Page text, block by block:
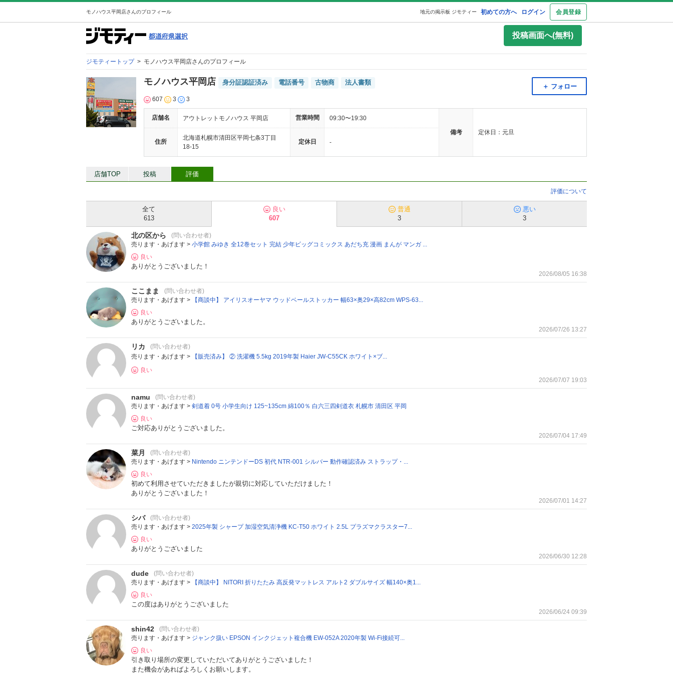
モノハウス平岡店さんのプロフィール 初めての方へ ログイン 会員登録
地元の掲示板 ジモティー
投稿画面へ(無料)
ジモティートップ > モノハウス平岡店さんのプロフィール
モノハウス平岡店 身分証認証済み 電話番号 古物商 法人書類
607 3 3
＋ フォロー
店舗名 アウトレットモノハウス 平岡店 営業時間
09:30〜19:30
備考
定休日：元旦
住所
北海道札幌市清田区平岡七条3丁目
18-15
定休日 -
店舗TOP 投稿 評価
評価について
全て
613
良い
607
普通
3
悪い
3
北の区から
(問い合わせ者)
売ります・あげます > 小学館 みゆき 全12巻セット 完結 少年ビッグコミックス あだち充 漫画 まんが マンガ ...
良い
ありがとうございました！
2026/08/05 16:38
ここまま
(問い合わせ者)
売ります・あげます >
【商談中】 アイリスオーヤマ ウッドベールストッカー 幅63×奥29×高82cm WPS-63...
良い
ありがとうございました。
2026/07/26 13:27
リカ
(問い合わせ者)
売ります・あげます >
【販売済み】 ② 洗濯機 5.5kg 2019年製 Haier JW-C55CK ホワイト×ブ...
良い
2026/07/07 19:03
namu
(問い合わせ者)
売ります・あげます > 剣道着 0号 小学生向け 125~135cm 綿100％ 白六三四剣道衣 札幌市 清田区 平岡
良い
ご対応ありがとうございました。
2026/07/04 17:49
菜月
(問い合わせ者)
売ります・あげます > Nintendo ニンテンドーDS 初代 NTR-001 シルバー 動作確認済み ストラップ・...
良い
初めて利用させていただきましたが親切に対応していただけました！
ありがとうございました！
2026/07/01 14:27
シバ
(問い合わせ者)
売ります・あげます > 2025年製 シャープ 加湿空気清浄機 KC-T50 ホワイト 2.5L プラズマクラスター7...
良い
ありがとうございました
2026/06/30 12:28
dude
(問い合わせ者)
売ります・あげます >
【商談中】 NITORI 折りたたみ 高反発マットレス アルト2 ダブルサイズ 幅140×奥1...
良い
この度はありがとうございました
2026/06/24 09:39
shin42
(問い合わせ者)
売ります・あげます > ジャンク扱い EPSON インクジェット複合機 EW-052A 2020年製 Wi-Fi接続可...
良い
引き取り場所の変更していただいてありがとうございました！
また機会があればよろしくお願いします。